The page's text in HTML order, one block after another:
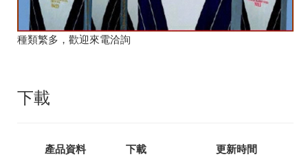
種類繁多，歡迎來電洽詢
下載
產品資料 下載 更新時間